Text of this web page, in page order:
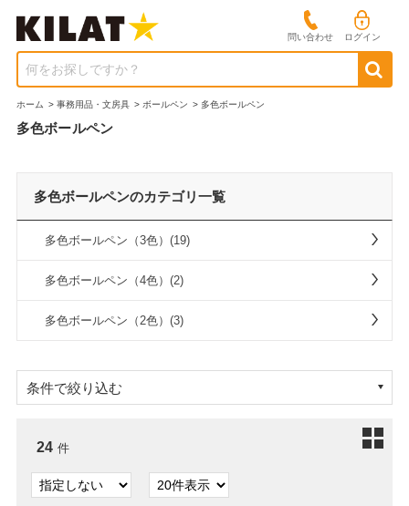
問い合わせ ログイン
何をお探しですか？
ホーム > 事務用品・文房具 > ボールペン > 多色ボールペン
多色ボールペン
多色ボールペンのカテゴリ一覧
多色ボールペン（3色）(19)
多色ボールペン（4色）(2)
多色ボールペン（2色）(3)
条件で絞り込む
24 件